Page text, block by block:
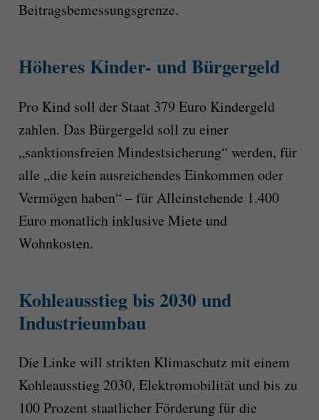
Beitragsbemessungsgrenze.
Höheres Kinder- und Bürgergeld
Pro Kind soll der Staat 379 Euro Kindergeld
zahlen. Das Bürgergeld soll zu einer
„sanktionsfreien Mindestsicherung“ werden, für
alle „die kein ausreichendes Einkommen oder
Vermögen haben“ – für Alleinstehende 1.400
Euro monatlich inklusive Miete und
Wohnkosten.
Kohleausstieg bis 2030 und
Industrieumbau
Die Linke will strikten Klimaschutz mit einem
Kohleausstieg 2030, Elektromobilität und bis zu
100 Prozent staatlicher Förderung für die